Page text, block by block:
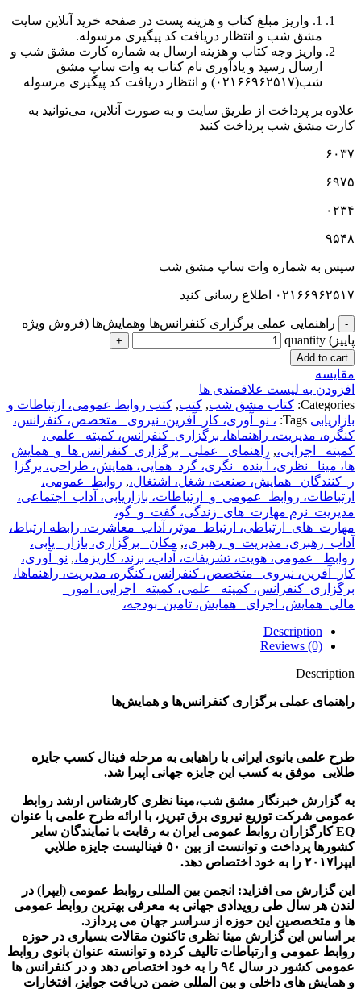
1. واریز مبلغ کتاب و هزینه پست در صفحه خرید آنلاین سایت
مشق شب و انتظار دریافت کد پیگیری مرسوله.
واریز وجه کتاب و هزینه ارسال به شماره کارت مشق شب و
ارسال رسید و یادآوری نام کتاب به وات ساپ مشق
شب(۰۲۱۶۶۹۶۲۵۱۷) و انتظار دریافت کد پیگیری مرسوله
علاوه بر پرداخت از طریق سایت و به صورت آنلاین، می‌توانید به
کارت مشق شب پرداخت کنید
۶۰۳۷
۶۹۷۵
۰۲۳۴
۹۵۴۸
سپس به شماره وات ساپ مشق شب
۰۲۱۶۶۹۶۲۵۱۷ اطلاع رسانی کنید
راهنمایی عملی برگزاری کنفرانس‌ها وهمایش‌ها (فروش ویژه
پاییز) quantity
Add to cart
مقایسه
افزودن به لیست علاقمندی ها
Categories: کتاب مشق شب, کتب, کتب روابط عمومی، ارتباطات و
بازاریابی Tags: ، نو_آوری، کار_آفرین، نیروی_ متخصص، کنفرانس،
کنگره، مدیریت، راهنماها، برگزاری_کنفرانس، کمیته_ علمی،
کمیته_ اجرایی،, راهنمای_ عملی_ برگزاری_کنفرانس ها_و_همایش
ها، مینا _نظری، آ ینده _نگری، گرد_همایی، همایش، طراحی، برگزا
ر_کنندگان_ همایش، صنعت، شغل، اشتغال،, روابط_عمومی،
ارتباطات، روابط_عمومی_و_ارتباطات، بازاریابی، آداب_اجتماعی،
مدیریت_نرم مهارت_های_زندگی، گفت_و_گو،
مهارت_های_ارتباطی، ارتباط_موثر، آداب_معاشرت، رابطه ارتباط،
آداب_رهبری، مدیریت_و_رهبری،, مکان_ برگزاری، بازار_ یابی،
روابط _عمومی، هویت، تشریفات، آداب، برند، کاریزما،, نو_آوری،
کار_آفرین، نیروی_ متخصص، کنفرانس، کنگره، مدیریت، راهنماها،
برگزاری_کنفرانس، کمیته_ علمی، کمیته_ اجرایی، امور_
مالی_همایش، اجرای_ همایش، تامین_بودجه،
Description
Reviews (0)
Description
راهنمای عملی برگزاری کنفرانس‌‌ها و همایش‌ها
طرح علمی بانوی ایرانی با راهیابی به مرحله فینال کسب جایزه
طلایی موفق به کسب این جایزه جهانی اپیرا شد.
به گزارش خبرنگار مشق شب،مینا نظری کارشناس ارشد روابط
عمومی شرکت توزیع نیروی برق تبریز، با ارائه طرح علمی با عنوان
EQ کارگزاران روابط عمومی ایران به رقابت با نمایندگان سایر
کشورها پرداخت و توانست از بين ٥٠ فيناليست جايزه طلايي
ايپرا٢٠١٧ را به خود اختصاص دهد.
این گزارش می افزاید: انجمن بین المللی روابط عمومی (ایپرا) در
لندن هر سال طی رویدادى جهانی به معرفی بهترین روابط عمومی
ها و متخصصین این حوزه از سراسر جهان می پردازد.
بر اساس این گزارش مينا نظری تاکنون مقالات بسیاری در حوزه
روابط عمومی و ارتباطات تالیف کرده و توانسته عنوان بانوی روابط
عمومی کشور در سال ٩٤ را به خود اختصاص دهد و در کنفرانس ها
و همایش های داخلی و بین المللی ضمن دریافت جوایز، افتخارات